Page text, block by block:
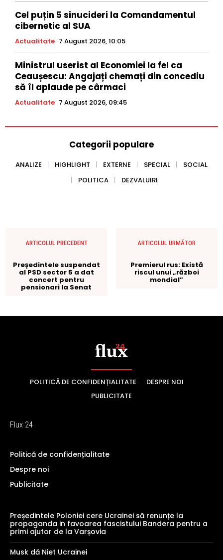
POLITICĂ DE CONFIDENȚIALITATE
DESPRE NOI
PUBLICITATE
Flux 24
Politică de confidențialitate
Despre noi
Publicitate
Președintele Poloniei cere Ucrainei să renunțe la
propaganda in favoarea fascistului Bandera pentru a
primi ajutor de la Varșovia
Musk dă Niet Ucrainei